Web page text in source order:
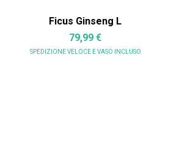
Ficus Ginseng L
79,99 €
SPEDIZIONE VELOCE E VASO INCLUSO